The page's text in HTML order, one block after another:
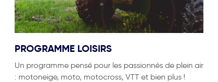
PROGRAMME LOISIRS
Un programme pensé pour les passionnés de plein air
: motoneige, moto, motocross, VTT et bien plus !